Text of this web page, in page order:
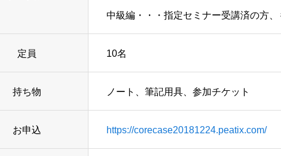
中級編・・・指定セミナー受講済の方
定員 10名
持ち物 ノート、筆記用具、参加チケット
お申込 https://corecase20181224.peatix.com/